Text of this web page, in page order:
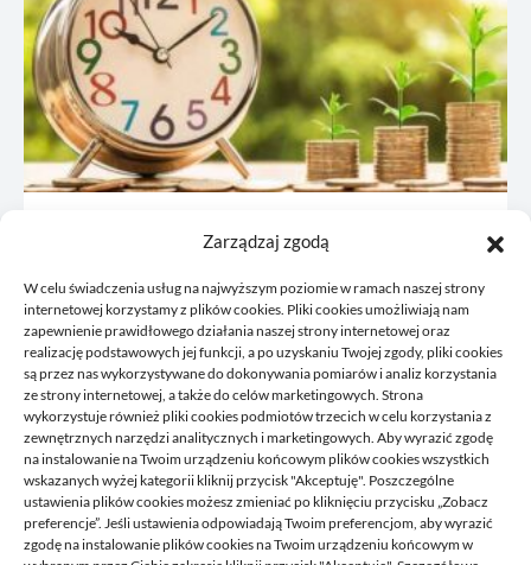
Zarządzaj zgodą
W celu świadczenia usług na najwyższym poziomie w ramach naszej strony
internetowej korzystamy z plików cookies. Pliki cookies umożliwiają nam
zapewnienie prawidłowego działania naszej strony internetowej oraz
realizację podstawowych jej funkcji, a po uzyskaniu Twojej zgody, pliki cookies
są przez nas wykorzystywane do dokonywania pomiarów i analiz korzystania
ze strony internetowej, a także do celów marketingowych. Strona
wykorzystuje również pliki cookies podmiotów trzecich w celu korzystania z
zewnętrznych narzędzi analitycznych i marketingowych. Aby wyrazić zgodę
na instalowanie na Twoim urządzeniu końcowym plików cookies wszystkich
wskazanych wyżej kategorii kliknij przycisk "Akceptuję". Poszczególne
ustawienia plików cookies możesz zmieniać po kliknięciu przycisku „Zobacz
preferencje”. Jeśli ustawienia odpowiadają Twoim preferencjom, aby wyrazić
zgodę na instalowanie plików cookies na Twoim urządzeniu końcowym w
JDG: co omówić z księgową przed
21/06/2026
DELPHINIUS